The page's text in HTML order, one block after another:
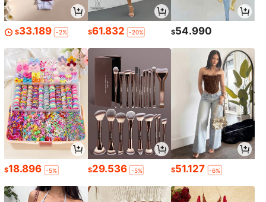
$33.189 -2% $61.832 -20% $54.990
$18.896 -5% $29.536 -5% $51.127 -6%